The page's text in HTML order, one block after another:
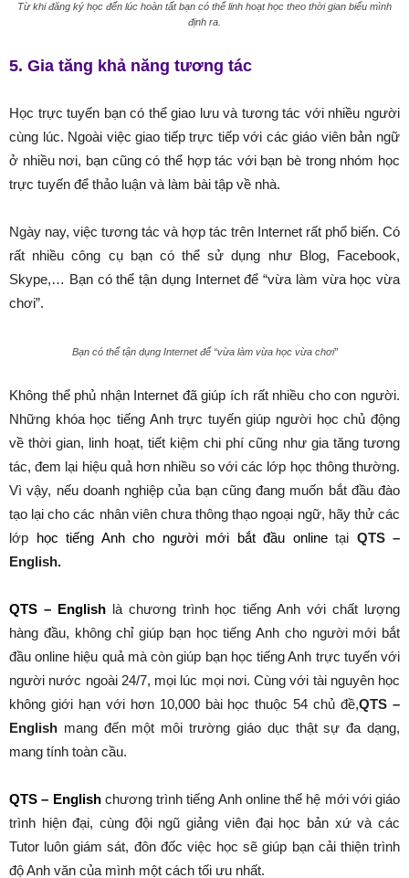
Từ khi đăng ký học đến lúc hoàn tất bạn có thể linh hoạt học theo thời gian biểu mình
định ra.
5. Gia tăng khả năng tương tác
Học trực tuyến bạn có thể giao lưu và tương tác với nhiều người
cùng lúc. Ngoài việc giao tiếp trực tiếp với các giáo viên bản ngữ
ở nhiều nơi, bạn cũng có thể hợp tác với bạn bè trong nhóm học
trực tuyến để thảo luận và làm bài tập về nhà.
Ngày nay, việc tương tác và hợp tác trên Internet rất phổ biến. Có
rất nhiều công cụ bạn có thể sử dụng như Blog, Facebook,
Skype,… Bạn có thể tận dụng Internet để “vừa làm vừa học vừa
chơi”.
Bạn có thể tận dụng Internet để “vừa làm vừa học vừa chơi”
Không thể phủ nhận Internet đã giúp ích rất nhiều cho con người.
Những khóa học tiếng Anh trực tuyến giúp người học chủ động
về thời gian, linh hoạt, tiết kiệm chi phí cũng như gia tăng tương
tác, đem lại hiệu quả hơn nhiều so với các lớp học thông thường.
Vì vậy, nếu doanh nghiệp của bạn cũng đang muốn bắt đầu đào
tạo lại cho các nhân viên chưa thông thạo ngoại ngữ, hãy thử các
lớp học tiếng Anh cho người mới bắt đầu onlinetại QTS –
English.
QTS – English là chương trình học tiếng Anh với chất lượng
hàng đầu, không chỉ giúp bạn học tiếng Anh cho người mới bắt
đầu online hiệu quả mà còn giúp bạn học tiếng Anh trực tuyến với
người nước ngoài 24/7, mọi lúc mọi nơi. Cùng với tài nguyên học
không giới hạn với hơn 10,000 bài học thuộc 54 chủ đề,QTS –
English mang đến một môi trường giáo dục thật sự đa dạng,
mang tính toàn cầu.
QTS – Englishchương trình tiếng Anh online thế hệ mới với giáo
trình hiện đại, cùng đội ngũ giảng viên đại học bản xứ và các
Tutor luôn giám sát, đôn đốc việc học sẽ giúp bạn cải thiện trình
độ Anh văn của mình một cách tối ưu nhất.